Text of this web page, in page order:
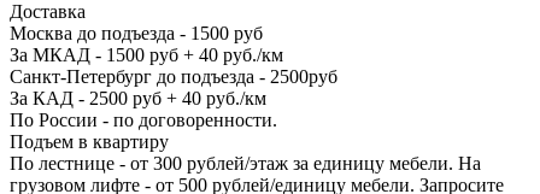
Доставка
Москва до подъезда - 1500 руб
За МКАД - 1500 руб + 40 руб./км
Санкт-Петербург до подъезда - 2500руб
За КАД - 2500 руб + 40 руб./км
По России - по договоренности.
Подъем в квартиру
По лестнице - от 300 рублей/этаж за единицу мебели. На
грузовом лифте - от 500 рублей/единицу мебели. Запросите